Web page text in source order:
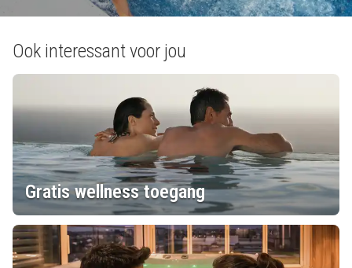
Ook interessant voor jou
Gratis wellness toegang